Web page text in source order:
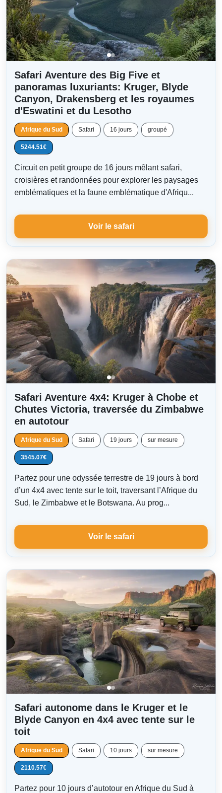
Safari Aventure des Big Five et
panoramas luxuriants: Kruger, Blyde
Canyon, Drakensberg et les royaumes
d'Eswatini et du Lesotho
Afrique du Sud Safari 16 jours groupé
5244.51€
Circuit en petit groupe de 16 jours mêlant safari,
croisières et randonnées pour explorer les paysages
emblématiques et la faune emblématique d'Afriqu...
Voir le safari
Safari Aventure 4x4: Kruger à Chobe et
Chutes Victoria, traversée du Zimbabwe
en autotour
Afrique du Sud Safari 19 jours sur mesure
3545.07€
Partez pour une odyssée terrestre de 19 jours à bord
d’un 4x4 avec tente sur le toit, traversant l’Afrique du
Sud, le Zimbabwe et le Botswana. Au prog...
Voir le safari
Safari autonome dans le Kruger et le
Blyde Canyon en 4x4 avec tente sur le
toit
Afrique du Sud Safari 10 jours sur mesure
2110.57€
Partez pour 10 jours d’autotour en Afrique du Sud à